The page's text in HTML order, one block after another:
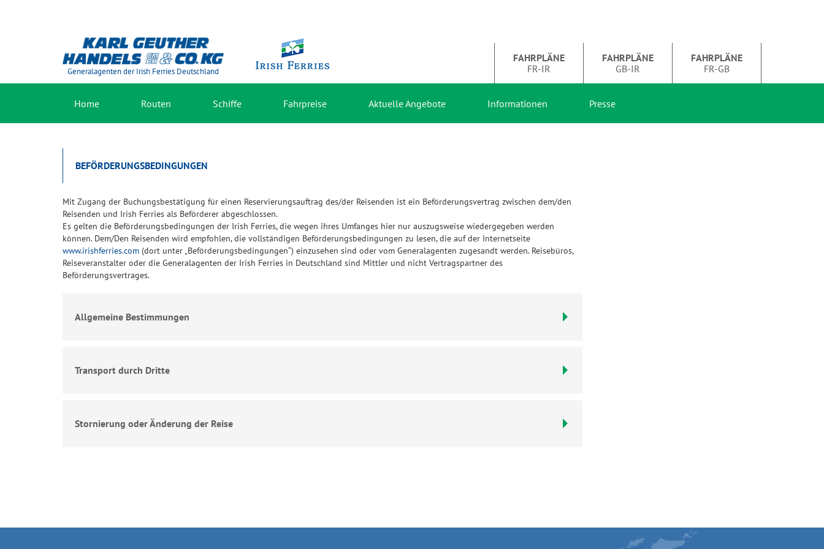
Generalagenten der Irish Ferries Deutschland
FAHRPLÄNE
FR-IR
FAHRPLÄNE
GB-IR
FAHRPLÄNE
FR-GB
Home Routen Schiffe Fahrpreise Aktuelle Angebote Informationen Presse
BEFÖRDERUNGSBEDINGUNGEN
Mit Zugang der Buchungsbestätigung für einen Reservierungsauftrag des/der Reisenden ist ein Beförderungsvertrag zwischen dem/den
Reisenden und Irish Ferries als Beförderer abgeschlossen.
Es gelten die Beförderungsbedingungen der Irish Ferries, die wegen ihres Umfanges hier nur auszugsweise wiedergegeben werden
können. Dem/Den Reisenden wird empfohlen, die vollständigen Beförderungsbedingungen zu lesen, die auf der Internetseite
www.irishferries.com (dort unter „Beförderungsbedingungen“) einzusehen sind oder vom Generalagenten zugesandt werden. Reisebüros,
Reiseveranstalter oder die Generalagenten der Irish Ferries in Deutschland sind Mittler und nicht Vertragspartner des
Beförderungsvertrages.
Allgemeine Bestimmungen
Transport durch Dritte
Stornierung oder Änderung der Reise